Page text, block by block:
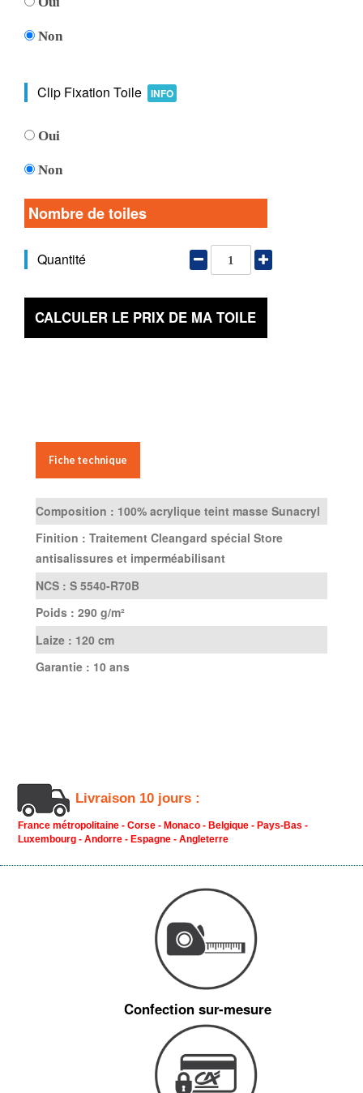
Non
Clip Fixation Toile INFO
Oui
Non
Nombre de toiles
Quantité
CALCULER LE PRIX DE MA TOILE
Fiche technique
Composition : 100% acrylique teint masse Sunacryl
Finition : Traitement Cleangard spécial Store
antisalissures et imperméabilisant
NCS : S 5540-R70B
Poids : 290 g/m²
Laize : 120 cm
Garantie : 10 ans
Livraison 10 jours :
France métropolitaine - Corse - Monaco - Belgique - Pays-Bas -
Luxembourg - Andorre - Espagne - Angleterre
Confection sur-mesure